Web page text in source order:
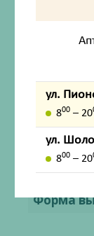
Способ
Форма
ул.
800 – 20
ул.
800 – 20